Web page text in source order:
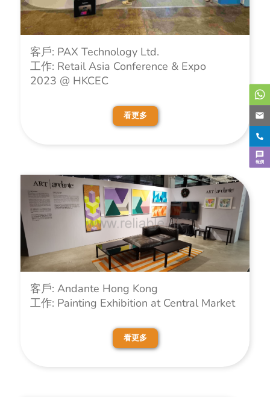
報價
客戶: PAX Technology Ltd.
工作: Retail Asia Conference & Expo
2023 @ HKCEC
看更多
客戶: Andante Hong Kong
工作: Painting Exhibition at Central Market
看更多